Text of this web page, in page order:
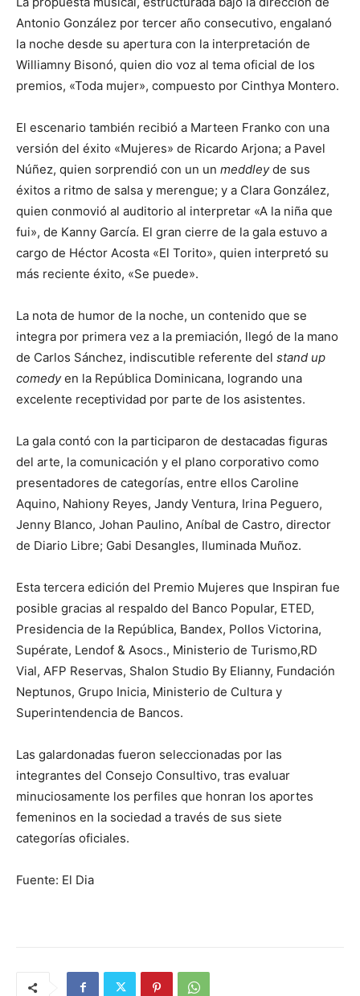
Antonio González por tercer año consecutivo, engalanó
la noche desde su apertura con la interpretación de
Williamny Bisonó, quien dio voz al tema oficial de los
premios, «Toda mujer», compuesto por Cinthya Montero.
El escenario también recibió a Marteen Franko con una
versión del éxito «Mujeres» de Ricardo Arjona; a Pavel
Núñez, quien sorprendió con un un meddleyde sus
éxitos a ritmo de salsa y merengue; y a Clara González,
quien conmovió al auditorio al interpretar «A la niña que
fui», de Kanny García. El gran cierre de la gala estuvo a
cargo de Héctor Acosta «El Torito», quien interpretó su
más reciente éxito, «Se puede».
La nota de humor de la noche, un contenido que se
integra por primera vez a la premiación, llegó de la mano
de Carlos Sánchez, indiscutible referente del stand up
comedyen la República Dominicana, logrando una
excelente receptividad por parte de los asistentes.
La gala contó con la participaron de destacadas figuras
del arte, la comunicación y el plano corporativo como
presentadores de categorías, entre ellos Caroline
Aquino, Nahiony Reyes, Jandy Ventura, Irina Peguero,
Jenny Blanco, Johan Paulino, Aníbal de Castro, director
de Diario Libre; Gabi Desangles, Iluminada Muñoz.
Esta tercera edición del Premio Mujeres que Inspiran fue
posible gracias al respaldo del Banco Popular, ETED,
Presidencia de la República, Bandex, Pollos Victorina,
Supérate, Lendof & Asocs., Ministerio de Turismo,RD
Vial, AFP Reservas, Shalon Studio By Elianny, Fundación
Neptunos, Grupo Inicia, Ministerio de Cultura y
Superintendencia de Bancos.
Las galardonadas fueron seleccionadas por las
integrantes del Consejo Consultivo, tras evaluar
minuciosamente los perfiles que honran los aportes
femeninos en la sociedad a través de sus siete
categorías oficiales.
Fuente: El Dia